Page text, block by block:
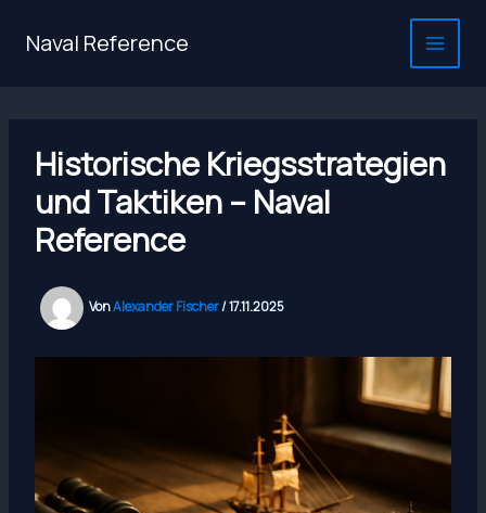
Inhalt
springen
Naval Reference
Historische Kriegsstrategien
und Taktiken – Naval
Reference
VonAlexander Fischer/17.11.2025